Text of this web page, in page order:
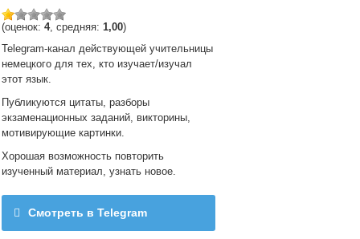
(оценок:4, средняя:1,00)
Telegram-канал действующей учительницы
немецкого для тех, кто изучает/изучал
этот язык.
Публикуются цитаты, разборы
экзаменационных заданий, викторины,
мотивирующие картинки.
Хорошая возможность повторить
изученный материал, узнать новое.
Смотреть в Telegram